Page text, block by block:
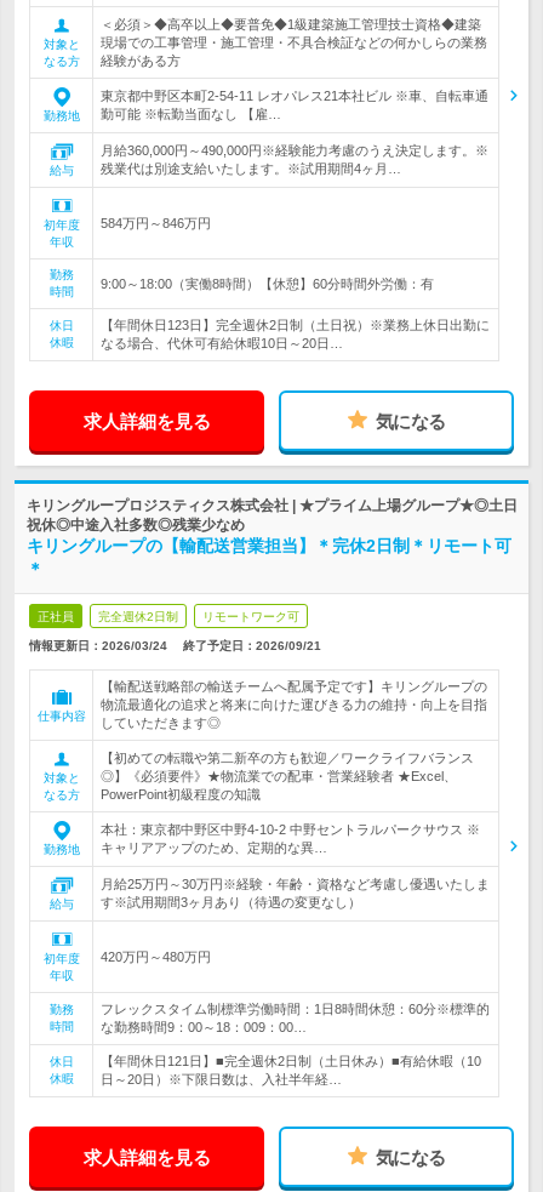
対象と
なる方
＜必須＞◆高卒以上◆要普免◆1級建築施工管理技士資格◆建築
現場での工事管理・施工管理・不具合検証などの何かしらの業務
経験がある方
勤務地
東京都中野区本町2-54-11 レオパレス21本社ビル ※車、自転車通
勤可能 ※転勤当面なし 【雇…
給与
月給360,000円～490,000円※経験能力考慮のうえ決定します。※
残業代は別途支給いたします。※試用期間4ヶ月…
初年度
年収
584万円～846万円
勤務
時間
9:00～18:00（実働8時間）【休憩】60分時間外労働：有
休日
休暇
【年間休日123日】完全週休2日制（土日祝）※業務上休日出勤に
なる場合、代休可有給休暇10日～20日…
求人詳細を見る 気になる
キリングループロジスティクス株式会社 | ★プライム上場グループ★◎土日
祝休◎中途入社多数◎残業少なめ
キリングループの【輸配送営業担当】＊完休2日制＊リモート可
＊
正社員 完全週休2日制 リモートワーク可
情報更新日：2026/03/24 終了予定日： 2026/09/21
仕事内容
【輸配送戦略部の輸送チームへ配属予定です】キリングループの
物流最適化の追求と将来に向けた運びきる力の維持・向上を目指
していただきます◎
対象と
なる方
【初めての転職や第二新卒の方も歓迎／ワークライフバランス
◎】《必須要件》★物流業での配車・営業経験者 ★Excel、
PowerPoint初級程度の知識
勤務地
本社：東京都中野区中野4-10-2 中野セントラルパークサウス ※
キャリアアップのため、定期的な異…
給与
月給25万円～30万円※経験・年齢・資格など考慮し優遇いたしま
す※試用期間3ヶ月あり（待遇の変更なし）
初年度
年収
420万円～480万円
勤務
時間
フレックスタイム制標準労働時間：1日8時間休憩：60分※標準的
な勤務時間9：00～18：009：00…
休日
休暇
【年間休日121日】■完全週休2日制（土日休み）■有給休暇（10
日～20日）※下限日数は、入社半年経…
求人詳細を見る 気になる